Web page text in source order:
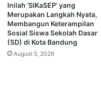
Inilah ‘SIKaSEP’ yang
Merupakan Langkah Nyata,
Membangun Keterampilan
Sosial Siswa Sekolah Dasar
(SD) di Kota Bandung
August 5, 2026